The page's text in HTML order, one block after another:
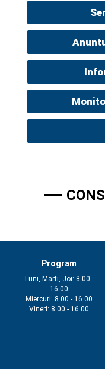
Program
Luni, Marti, Joi: 8.00 -
16.00
Miercuri: 8.00 - 16.00
Vineri: 8.00 - 16.00